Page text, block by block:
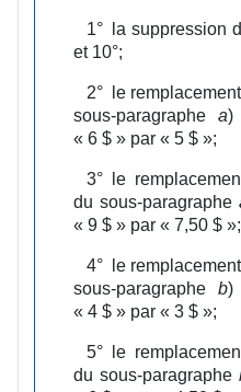
1° la suppression
et 10°;
2° le
sous‑paragraphe a)
« 6 $ » par « 5 $ »;
3° le
du sous‑paragraphe
« 9 $ » par « 7,50 $ »;
4° le
sous‑paragraphe b)
« 4 $ » par « 3 $ »;
5° le
du sous‑paragraphe